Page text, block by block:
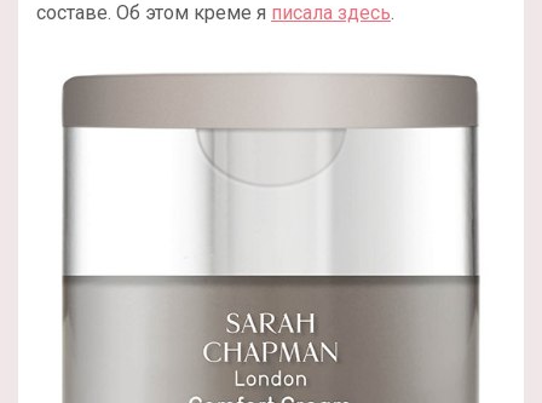
составе. Об этом креме я писала здесь.